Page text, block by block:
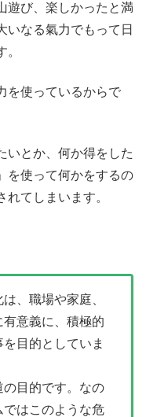
遊び、楽しかったと満
いなる氣力でもって日
を使っているからで
いとか、何か得をした
を使って何かをするの
てしまいます。
、職場や家庭、
意義に、積極的
目的としていま
の目的です。なの
はこのような危